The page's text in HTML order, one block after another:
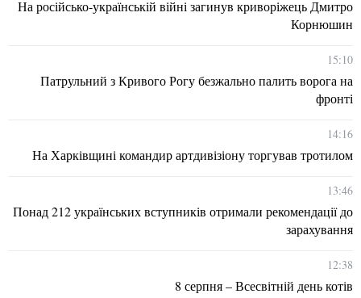
На російсько-українській війні загинув криворіжець Дмитро
Корнюшин
15:10
Патрульний з Кривого Рогу безжально палить ворога на
фронті
14:16
На Харківщині командир артдивізіону торгував тротилом
13:46
Понад 212 українських вступників отримали рекомендації до
зарахування
12:38
8 серпня – Всесвітній день котів